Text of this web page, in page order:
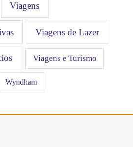
Viagens
Viagens de Lazer
Viagens e Turismo
Wyndham